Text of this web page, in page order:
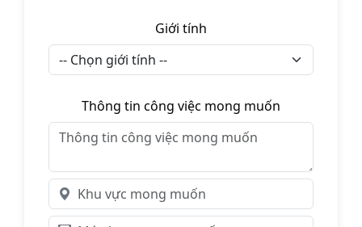
Giới tính
Thông tin công việc mong muốn